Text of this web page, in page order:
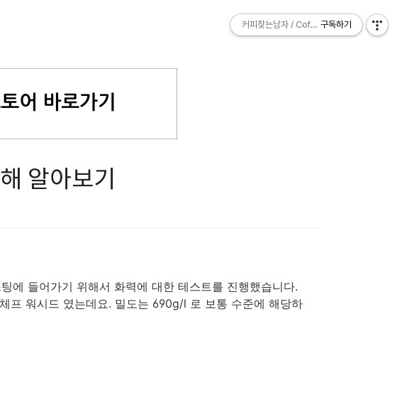
커피찾는남자 / Coffee Explorer
구독하기
알아보기
에 들어가기 위해서 화력에 대한 테스트를 진행했습니다.
프 워시드 였는데요. 밀도는 690g/l 로 보통 수준에 해당하
커피찾는남자 / Coffee Explorer
구독하기